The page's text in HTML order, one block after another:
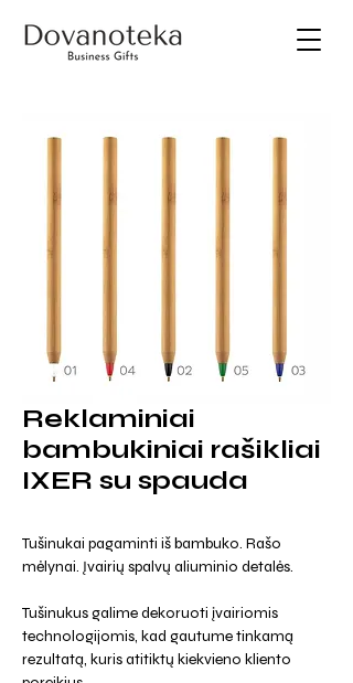
Reklaminiai
bambukiniai rašikliai
IXER su spauda
Tušinukai pagaminti iš bambuko. Rašo
mėlynai. Įvairių spalvų aliuminio detalės.
Tušinukus galime dekoruoti įvairiomis
technologijomis, kad gautume tinkamą
rezultatą, kuris atitiktų kiekvieno kliento